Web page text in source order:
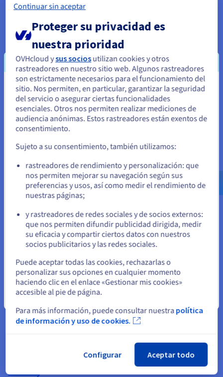
Sistemas compatibles
Instalad Windows Server o una distribución de Linux
compatible con Rust. Consultad nuestras solucionesServidor
WindowsyServidor Linuxsegún vuestras preferencias
técnicas.
Configurar y optimizar vuestro
servidor de Rust
Recursos y configuración recomendados
Para un servidor de Rust eficiente, recomendamos un mínimo
de 8 GB de RAM, un CPU potente y un espacio de
almacenamiento adecuado para las copias de seguridad y los
mods. La elección de los recursos depende del número de
jugadores, del tamaño del mapa y de los parámetros del
servidor.
Parece que está ubicado en Estados
Unidos
Si quiere hacer un pedido desde Estados Unidos, deberá buscar
el sitio web adecuado y crear una cuenta.
us.ovhcloud.com/bare-metal Inglés USD - $
Permanezca en el sitio web actual
Continuar sin aceptar
Proteger su privacidad es
nuestra prioridad
OVHcloud ysus sociosutilizan cookies y otros
rastreadores en nuestro sitio web. Algunos rastreadores
son estrictamente necesarios para el funcionamiento del
sitio. Nos permiten, en particular, garantizar la seguridad
del servicio o asegurar ciertas funcionalidades
esenciales. Otros nos permiten realizar mediciones de
audiencia anónimas. Estos rastreadores están exentos de
consentimiento.
Sujeto a su consentimiento, también utilizamos:
rastreadores de rendimiento y personalización: que
nos permiten mejorar su navegación según sus
preferencias y usos, así como medir el rendimiento de
nuestras páginas;
y rastreadores de redes sociales y de socios externos:
que nos permiten difundir publicidad dirigida, medir
su eficacia y compartir ciertos datos con nuestros
socios publicitarios y las redes sociales.
Puede aceptar todas las cookies, rechazarlas o
personalizar sus opciones en cualquier momento
haciendo clic en el enlace «Gestionar mis cookies»
accesible al pie de página.
Para más información, puede consultar nuestra política
de información y uso de cookies.
Configurar Aceptar todo